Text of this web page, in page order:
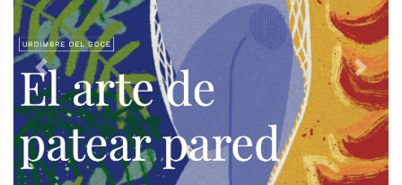
Previous Next